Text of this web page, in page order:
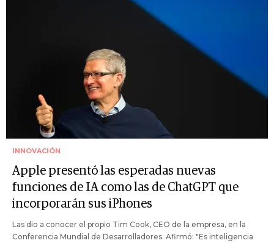
INNOVACIÓN
Apple presentó las esperadas nuevas
funciones de IA como las de ChatGPT que
incorporarán sus iPhones
Las dio a conocer el propio Tim Cook, CEO de la empresa, en la
Conferencia Mundial de Desarrolladores. Afirmó: "Es inteligencia